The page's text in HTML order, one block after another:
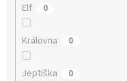
Elf 0
Královna 0
Jeptiška 0